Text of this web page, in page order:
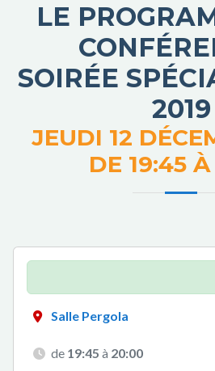
LE
SOIRÉE
2019
JEUDI 12
DE 19:45
Salle Pergola
de 19:45 à 20:00